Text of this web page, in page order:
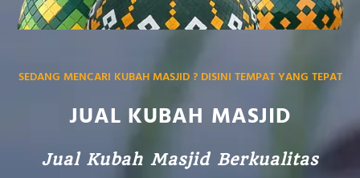
SEDANG MENCARI KUBAH MASJID ? DISINI TEMPAT YANG TEPAT
JUAL KUBAH MASJID
Jual Kubah Masjid Berkualitas